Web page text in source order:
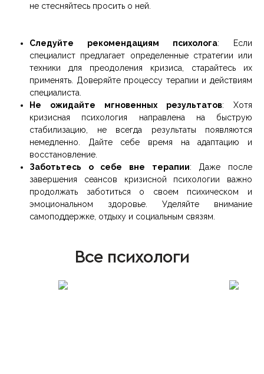
не стесняйтесь просить о ней.
Следуйте рекомендациям психолога: Если
специалист предлагает определенные стратегии или
техники для преодоления кризиса, старайтесь их
применять. Доверяйте процессу терапии и действиям
специалиста.
Не ожидайте мгновенных результатов: Хотя
кризисная психология направлена на быструю
стабилизацию, не всегда результаты появляются
немедленно. Дайте себе время на адаптацию и
восстановление.
Заботьтесь о себе вне терапии: Даже после
завершения сеансов кризисной психологии важно
продолжать заботиться о своем психическом и
эмоциональном здоровье. Уделяйте внимание
самоподдержке, отдыху и социальным связям.
Все психологи